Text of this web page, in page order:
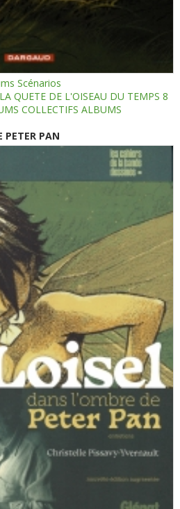
Scénarios
QUETE DE L'OISEAU DU TEMPS 8
COLLECTIFS ALBUMS
PETER PAN